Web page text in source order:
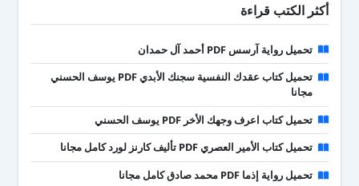
أكثر الكتب قراءة
تحميل رواية آرسس PDF أحمد آل حمدان
تحميل كتاب عقدك النفسية سجنك الأبدي PDF يوسف الحسني
مجانا
تحميل كتاب اعرف وجهك الأخر PDF يوسف الحسني
تحميل كتاب الأمير العصري PDF تأليف كارنز لورد كامل مجانا
تحميل رواية إذما PDF محمد صادق كامل مجانا